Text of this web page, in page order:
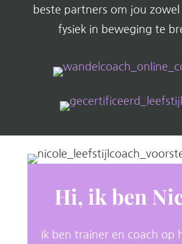
beste partners om jou zowel
fysiek in beweging te
Hi, ik ben
Ik ben trainer en coach op